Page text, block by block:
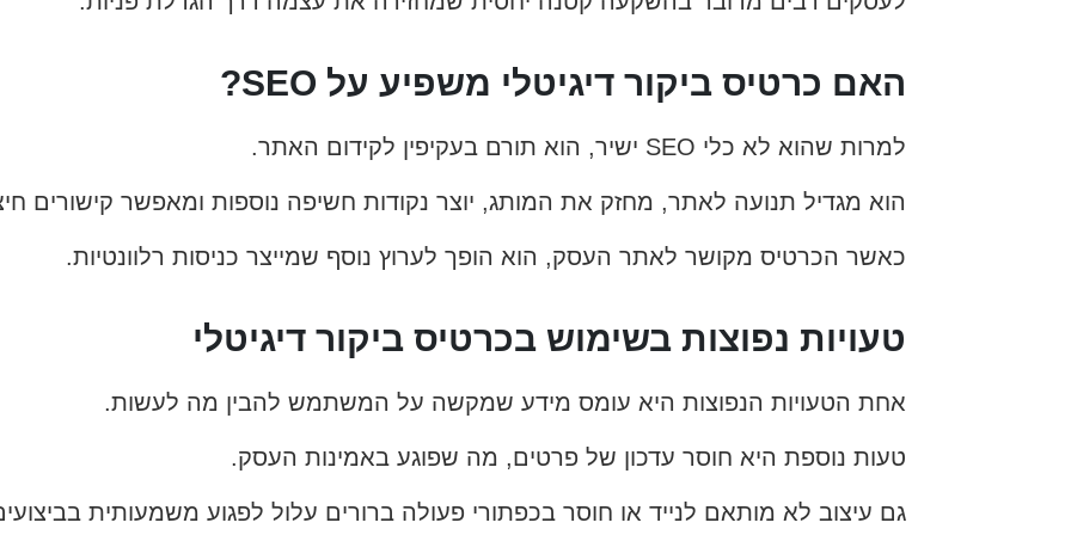
האם כרטיס ביקור דיגיטלי משפיע על SEO?
למרות שהוא לא כלי SEO ישיר, הוא תורם בעקיפין לקידום האתר.
הוא מגדיל תנועה לאתר, מחזק את המותג, יוצר נקודות חשיפה נוספות ומאפשר קישורים
כאשר הכרטיס מקושר לאתר העסק, הוא הופך לערוץ נוסף שמייצר כניסות רלוונטיות.
טעויות נפוצות בשימוש בכרטיס ביקור דיגיטלי
אחת הטעויות הנפוצות היא עומס מידע שמקשה על המשתמש להבין מה לעשות.
טעות נוספת היא חוסר עדכון של פרטים, מה שפוגע באמינות העסק.
גם עיצוב לא מותאם לנייד או חוסר בכפתורי פעולה ברורים עלול לפגוע משמעותית